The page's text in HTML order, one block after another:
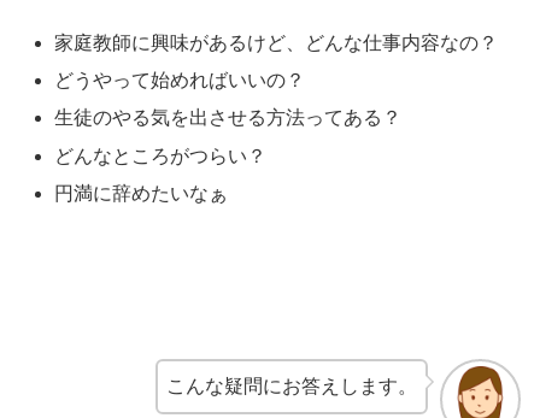
家庭教師に興味があるけど、どんな仕事内容なの？
どうやって始めればいいの？
生徒のやる気を出させる方法ってある？
どんなところがつらい？
円満に辞めたいなぁ
こんな疑問にお答えします。